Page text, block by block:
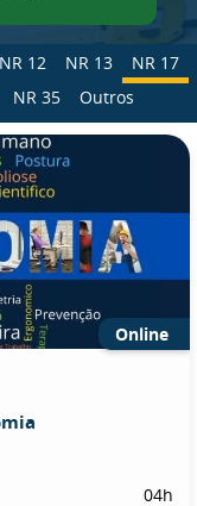
NR 12 NR 13
NR 17
NR 35 Outros
Online
04h